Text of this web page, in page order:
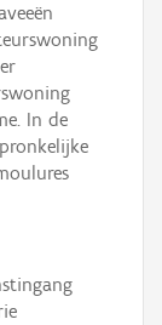
In de